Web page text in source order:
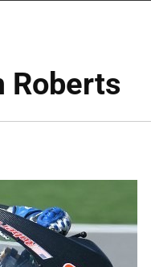
Roberts